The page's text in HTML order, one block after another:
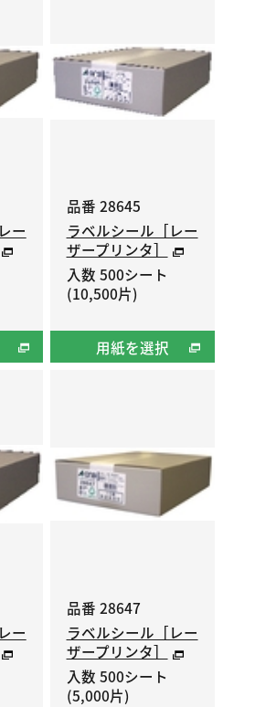
ー
品番 28645
ラベルシール［レー
ザープリンタ］
入数 500シート
(10,500片)
用紙を選択
ー
品番 28647
ラベルシール［レー
ザープリンタ］
入数 500シート
(5,000片)